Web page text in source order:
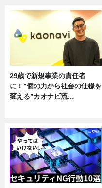
29歳で新規事業の責任者
に！“個の力から社会の仕様を
変える”カオナビ流…